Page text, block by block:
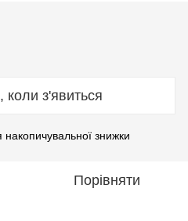
коли з'явиться
знижки
Порівняти